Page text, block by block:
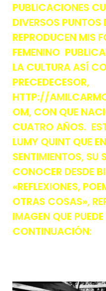
PUBLICACIONES
DIVERSOS PUNTOS
REPRODUCEN MIS
FEMENINO
LA CULTURA ASÍ
PRECEDECESOR,
HTTP://
OM, CON QUE
CUATRO AÑOS.
LUMY QUINT QUE
SENTIMIENTOS, SU
CONOCER DESDE
«REFLEXIONES,
OTRAS COSAS»,
IMAGEN QUE
CONTINUACIÓN: